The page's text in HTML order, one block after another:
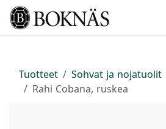
Siirry sisältöön
Tuotteet Sohvat ja nojatuolit
Rahi Cobana, ruskea